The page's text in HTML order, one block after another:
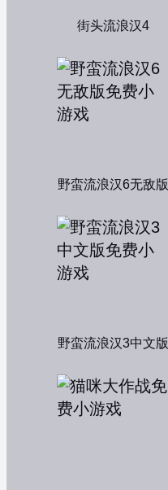
街头流浪汉4
野蛮流浪汉6无敌版
野蛮流浪汉3中文版